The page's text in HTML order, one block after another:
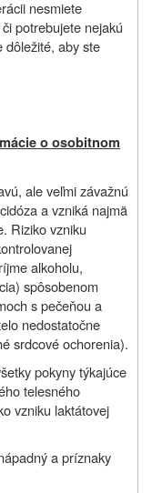
nesmiete
potrebujete nejakú
dôležité, aby ste
o osobitnom
ale veľmi závažnú
a vzniká najmä
Riziko vzniku
alkoholu,
spôsobenom
s pečeňou a
nedostatočne
srdcové ochorenia).
pokyny týkajúce
telesného
vzniku laktátovej
a príznaky